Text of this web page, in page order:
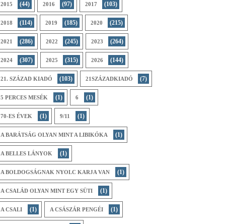
2015 (44) 2016 (97) 2017 (103)
2018 (114) 2019 (185) 2020 (215)
2021 (286) 2022 (245) 2023 (264)
2024 (307) 2025 (315) 2026 (144)
21. SZÁZAD KIADÓ (103) 21SZÁZADKIADÓ (7)
5 PERCES MESÉK (1) 6 (1)
70-ES ÉVEK (1) 9/11 (1)
A BARÁTSÁG OLYAN MINT A LIBIKÓKA (1)
A BELLES LÁNYOK (1)
A BOLDOGSÁGNAK NYOLC KARJA VAN (1)
A CSALÁD OLYAN MINT EGY SÜTI (1)
A CSALI (1) A CSÁSZÁR PENGÉI (1)